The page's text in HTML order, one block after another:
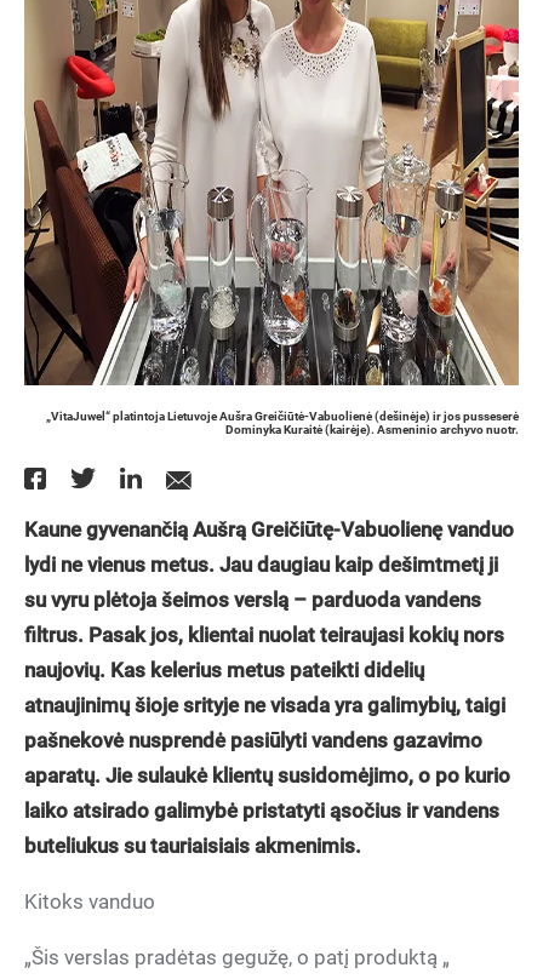
„VitaJuwel“ platintoja Lietuvoje Aušra Greičiūtė-Vabuolienė (dešinėje) ir jos pusseserė
Dominyka Kuraitė (kairėje). Asmeninio archyvo nuotr.
Kaune gyvenančią Aušrą Greičiūtę-Vabuolienę vanduo
lydi ne vienus metus. Jau daugiau kaip dešimtmetį ji
su vyru plėtoja šeimos verslą – parduoda vandens
filtrus. Pasak jos, klientai nuolat teiraujasi kokių nors
naujovių. Kas kelerius metus pateikti didelių
atnaujinimų šioje srityje ne visada yra galimybių, taigi
pašnekovė nusprendė pasiūlyti vandens gazavimo
aparatų. Jie sulaukė klientų susidomėjimo, o po kurio
laiko atsirado galimybė pristatyti ąsočius ir vandens
buteliukus su tauriaisiais akmenimis.
Kitoks vanduo
„Šis verslas pradėtas gegužę, o patį produktą „